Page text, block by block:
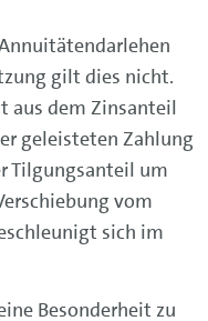
gilt dies nicht.
aus dem Zinsanteil
geleisteten Zahlung
Tilgungsanteil um
vom
sich im
Besonderheit zu